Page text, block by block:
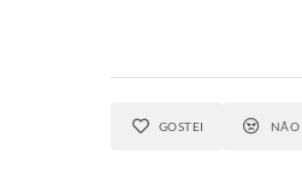
GOSTEI NÃO